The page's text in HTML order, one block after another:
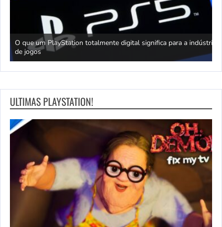
O que um PlayStation totalmente digital significa para a indústria
de jogos
ULTIMAS PLAYSTATION!